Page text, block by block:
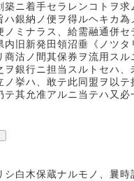
築ニ着手セラレンコトヲ求
銀納ノ便ヲ得ルヘキカ為
ミナラス、給需融通併セ
旧新発田領沼垂《ノツ
商沽ノ間其保券ヲ流用ス
ヲ銀行ニ担当スルトセハ
挙ハ、敢テ此同盟ヲ以
テ其允准アルニ当テハ又
白木保蔵ナルモノ、曩